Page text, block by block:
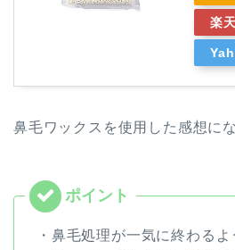
楽
鼻毛ワックスを使用した感想に
・ 鼻毛処理が一気に終わるよ